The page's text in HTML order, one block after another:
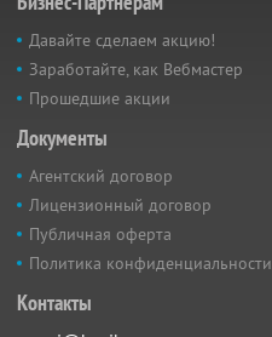
Давайте сделаем акцию!
Заработайте, как Вебмастер
Прошедшие акции
Документы
Агентский договор
Лицензионный договор
Публичная оферта
Политика конфиденциальности
Контакты